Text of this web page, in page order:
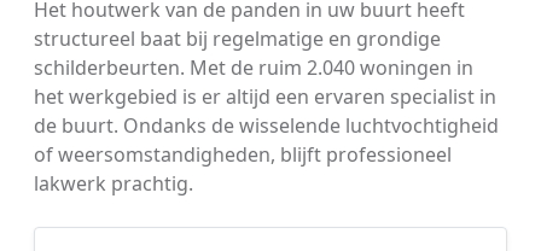
Het houtwerk van de panden in uw buurt heeft
structureel baat bij regelmatige en grondige
schilderbeurten. Met de ruim 2.040 woningen in
het werkgebied is er altijd een ervaren specialist in
de buurt. Ondanks de wisselende luchtvochtigheid
of weersomstandigheden, blijft professioneel
lakwerk prachtig.